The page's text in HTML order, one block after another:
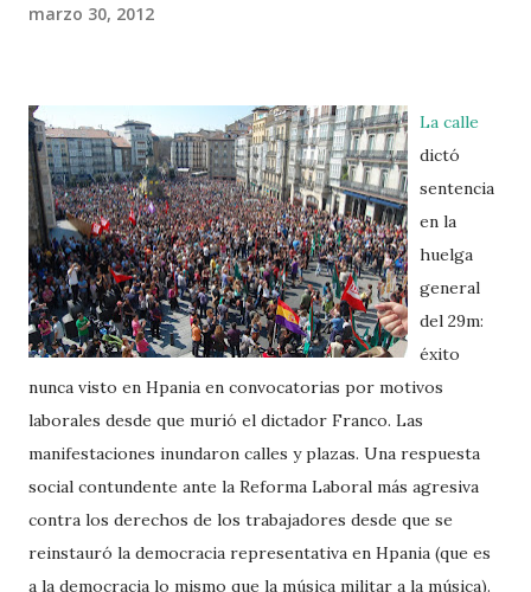
marzo 30, 2012
La calle
dictó
sentencia
en la
huelga
general
del 29m:
éxito
nunca visto en Hpania en convocatorias por motivos
laborales desde que murió el dictador Franco. Las
manifestaciones inundaron calles y plazas. Una respuesta
social contundente ante la Reforma Laboral más agresiva
contra los derechos de los trabajadores desde que se
reinstauró la democracia representativa en Hpania (que es
a la democracia lo mismo que la música militar a la música).